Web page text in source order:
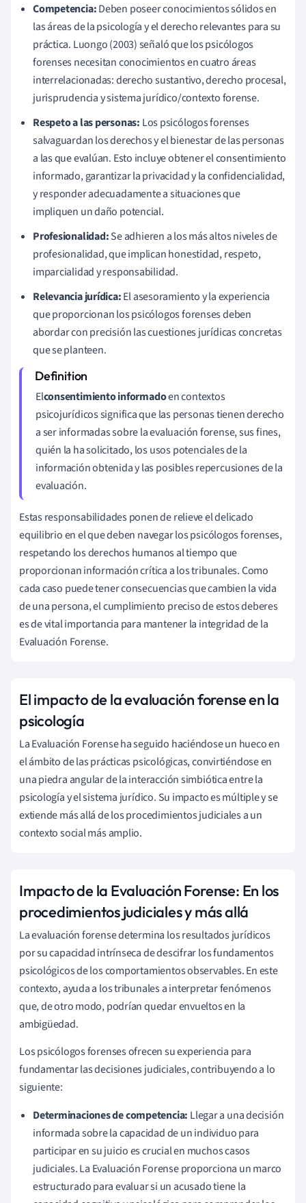
Competencia:Deben poseer conocimientos sólidos en
las áreas de la psicología y el derecho relevantes para su
práctica. Luongo (2003) señaló que los psicólogos
forenses necesitan conocimientos en cuatro áreas
interrelacionadas: derecho sustantivo, derecho procesal,
jurisprudencia y sistema jurídico/contexto forense.
Respeto a las personas: Los psicólogos forenses
salvaguardan los derechos y el bienestar de las personas
a las que evalúan. Esto incluye obtener el consentimiento
informado, garantizar la privacidad y la confidencialidad,
y responder adecuadamente a situaciones que
impliquen un daño potencial.
Profesionalidad:Se adhieren a los más altos niveles de
profesionalidad, que implican honestidad, respeto,
imparcialidad y responsabilidad.
Relevancia jurídica:El asesoramiento y la experiencia
que proporcionan los psicólogos forenses deben
abordar con precisión las cuestiones jurídicas concretas
que se planteen.
Elconsentimiento informadoen contextos
psicojurídicos significa que las personas tienen derecho
a ser informadas sobre la evaluación forense, sus fines,
quién la ha solicitado, los usos potenciales de la
información obtenida y las posibles repercusiones de la
evaluación.
Estas responsabilidades ponen de relieve el delicado
equilibrio en el que deben navegar los psicólogos forenses,
respetando los derechos humanos al tiempo que
proporcionan información crítica a los tribunales. Como
cada caso puede tener consecuencias que cambien la vida
de una persona, el cumplimiento preciso de estos deberes
es de vital importancia para mantener la integridad de la
Evaluación Forense.
El impacto de la evaluación forense en la
psicología
La Evaluación Forense ha seguido haciéndose un hueco en
el ámbito de las prácticas psicológicas, convirtiéndose en
una piedra angular de la interacción simbiótica entre la
psicología y el sistema jurídico. Su impacto es múltiple y se
extiende más allá de los procedimientos judiciales a un
contexto social más amplio.
Impacto de la Evaluación Forense: En los
procedimientos judiciales y más allá
La evaluación forense determina los resultados jurídicos
por su capacidad intrínseca de descifrar los fundamentos
psicológicos de los comportamientos observables. En este
contexto, ayuda a los tribunales a interpretar fenómenos
que, de otro modo, podrían quedar envueltos en la
ambigüedad.
Los psicólogos forenses ofrecen su experiencia para
fundamentar las decisiones judiciales, contribuyendo a lo
siguiente:
Determinaciones de competencia: Llegar a una decisión
informada sobre la capacidad de un individuo para
participar en su juicio es crucial en muchos casos
judiciales. La Evaluación Forense proporciona un marco
estructurado para evaluar si un acusado tiene la